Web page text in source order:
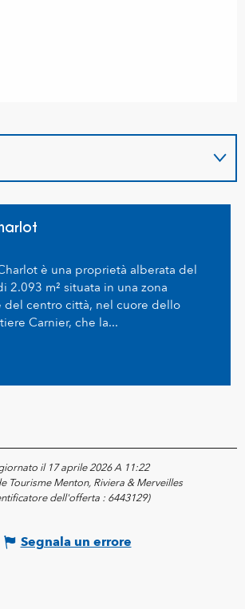
è una proprietà alberata del
2.093 m² situata in una zona
del centro città, nel cuore dello
Carnier, che la...
il 17 aprile 2026 A 11:22
Tourisme Menton, Riviera & Merveilles
dell'offerta : 6443129)
Segnala un errore